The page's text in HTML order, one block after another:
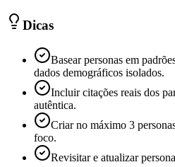
Dicas
Basear personas em
dados demográficos isolados.
Incluir citações reais dos
autêntica.
Criar no máximo 3
foco.
Revisitar e atualizar